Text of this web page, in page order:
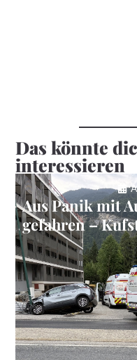
Das könnte
interessieren
Aus Panik mit
gefahren –